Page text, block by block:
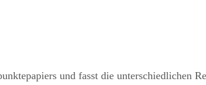
und fasst die unterschiedlichen